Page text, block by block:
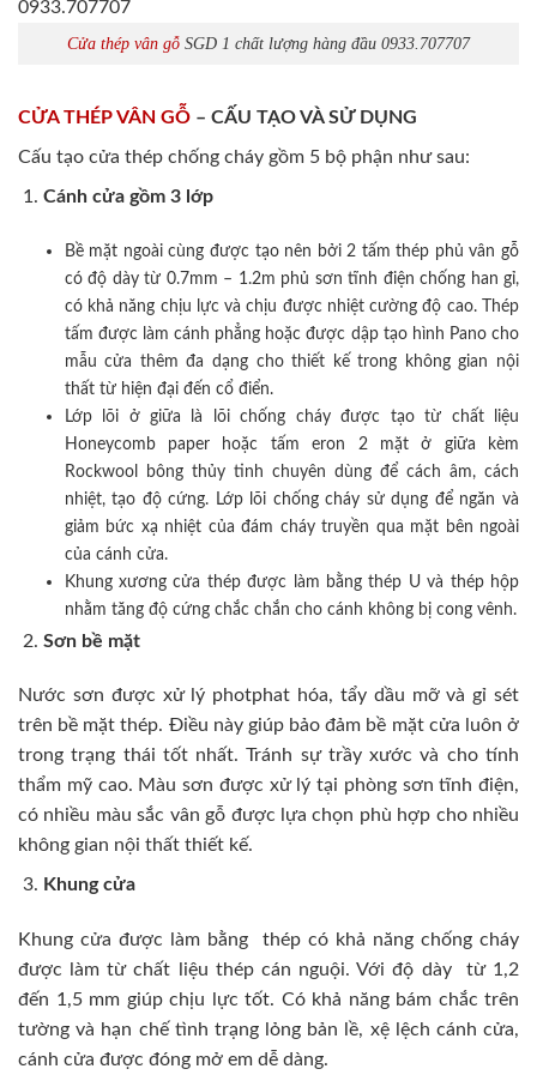
Cửa thép vân gỗ SGD 1 chất lượng hàng đầu 0933.707707
CỬA THÉP VÂN GỖ – CẤU TẠO VÀ SỬ DỤNG
Cấu tạo cửa thép chống cháy gồm 5 bộ phận như sau:
Cánh cửa gồm 3 lớp
Bề mặt ngoài cùng được tạo nên bởi 2 tấm thép phủ vân gỗ
có độ dày từ 0.7mm – 1.2m phủ sơn tĩnh điện chống han gỉ,
có khả năng chịu lực và chịu được nhiệt cường độ cao. Thép
tấm được làm cánh phẳng hoặc được dập tạo hình Pano cho
mẫu cửa thêm đa dạng cho thiết kế trong không gian nội
thất từ hiện đại đến cổ điển.
Lớp lõi ở giữa là lõi chống cháy được tạo từ chất liệu
Honeycomb paper hoặc tấm eron 2 mặt ở giữa kèm
Rockwool bông thủy tinh chuyên dùng để cách âm, cách
nhiệt, tạo độ cứng. Lớp lõi chống cháy sử dụng để ngăn và
giảm bức xạ nhiệt của đám cháy truyền qua mặt bên ngoài
của cánh cửa.
Khung xương cửa thép được làm bằng thép U và thép hộp
nhằm tăng độ cứng chắc chắn cho cánh không bị cong vênh.
Sơn bề mặt
Nước sơn được xử lý photphat hóa, tẩy dầu mỡ và gỉ sét
trên bề mặt thép. Điều này giúp bảo đảm bề mặt cửa luôn ở
trong trạng thái tốt nhất. Tránh sự trầy xước và cho tính
thẩm mỹ cao. Màu sơn được xử lý tại phòng sơn tĩnh điện,
có nhiều màu sắc vân gỗ được lựa chọn phù hợp cho nhiều
không gian nội thất thiết kế.
Khung cửa
Khung cửa được làm bằng thép có khả năng chống cháy
được làm từ chất liệu thép cán nguội. Với độ dày từ 1,2
đến 1,5 mm giúp chịu lực tốt. Có khả năng bám chắc trên
tường và hạn chế tình trạng lỏng bản lề, xệ lệch cánh cửa,
cánh cửa được đóng mở em dễ dàng.